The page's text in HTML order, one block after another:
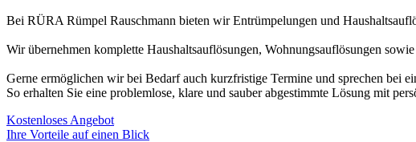
Bei RÜRA Rümpel Rauschmann bieten wir Entrümpelungen und
Wir übernehmen komplette Haushaltsauflösungen, Wohnungsauflösungen
Gerne ermöglichen wir bei Bedarf auch kurzfristige Termine und sprechen bei
So erhalten Sie eine problemlose, klare und sauber abgestimmte Lösung mit
Kostenloses Angebot
Ihre Vorteile auf einen Blick